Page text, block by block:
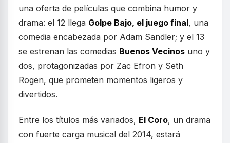
una oferta de películas que combina humor y
drama: el 12 llega Golpe Bajo, el juego final, una
comedia encabezada por Adam Sandler; y el 13
se estrenan las comedias Buenos Vecinos uno y
dos, protagonizadas por Zac Efron y Seth
Rogen, que prometen momentos ligeros y
divertidos.
Entre los títulos más variados, El Coro, un drama
con fuerte carga musical del 2014, estará